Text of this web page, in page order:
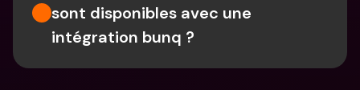
sont disponibles avec une
intégration bunq ?